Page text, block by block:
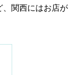
、関西にはお店が